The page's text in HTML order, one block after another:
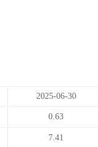
2025-06-30
0.63
7.41